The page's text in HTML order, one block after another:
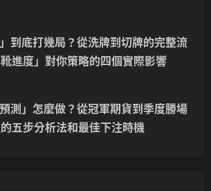
到底打幾局？從洗牌到切牌的完整流
度」對你策略的四個實際影響
測」怎麼做？從冠軍期貨到季度勝場
五步分析法和最佳下注時機